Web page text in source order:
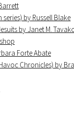
by Russell Blake
by Janet M.
Forte Abate
Chronicles) by